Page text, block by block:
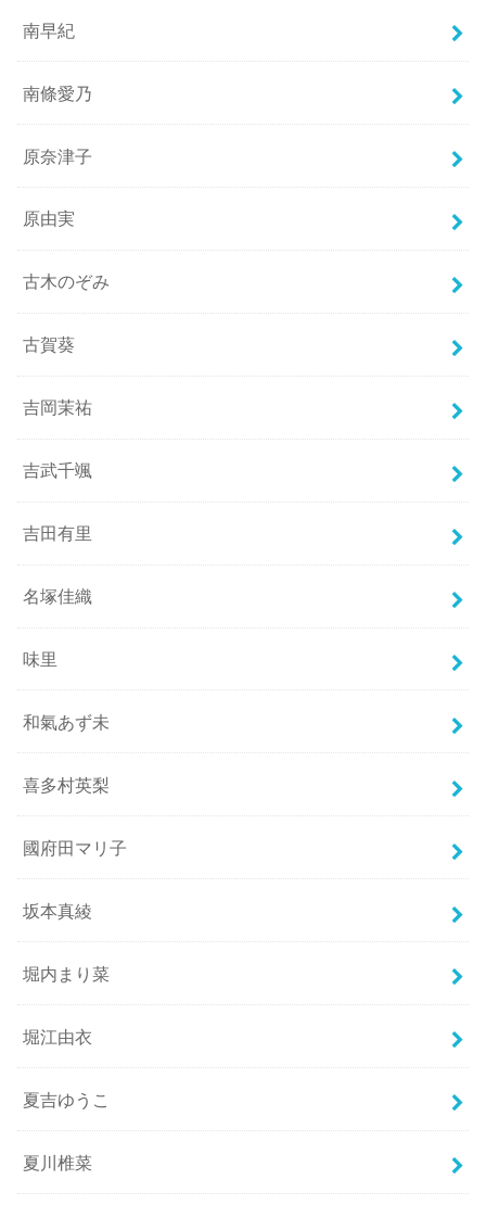
南早紀
南條愛乃
原奈津子
原由実
古木のぞみ
古賀葵
吉岡茉祐
吉武千颯
吉田有里
名塚佳織
味里
和氣あず未
喜多村英梨
國府田マリ子
坂本真綾
堀内まり菜
堀江由衣
夏吉ゆうこ
夏川椎菜